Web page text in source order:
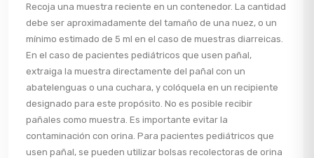
Recoja una muestra reciente en un contenedor. La cantidad
debe ser aproximadamente del tamaño de una nuez, o un
mínimo estimado de 5 ml en el caso de muestras diarreicas.
En el caso de pacientes pediátricos que usen pañal,
extraiga la muestra directamente del pañal con un
abatelenguas o una cuchara, y colóquela en un recipiente
designado para este propósito. No es posible recibir
pañales como muestra. Es importante evitar la
contaminación con orina. Para pacientes pediátricos que
usen pañal, se pueden utilizar bolsas recolectoras de orina